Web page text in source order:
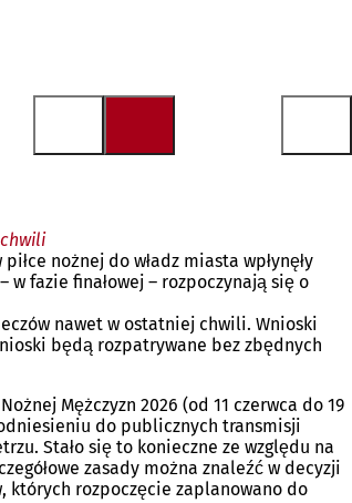
nożnej do władz miasta wpłynęły
fazie finałowej – rozpoczynają się o
nawet w ostatniej chwili. Wnioski
będą rozpatrywane bez zbędnych
Mężczyzn 2026 (od 11 czerwca do 19
do publicznych transmisji
Stało się to konieczne ze względu na
zasady można znaleźć w decyzji
których rozpoczęcie zaplanowano do